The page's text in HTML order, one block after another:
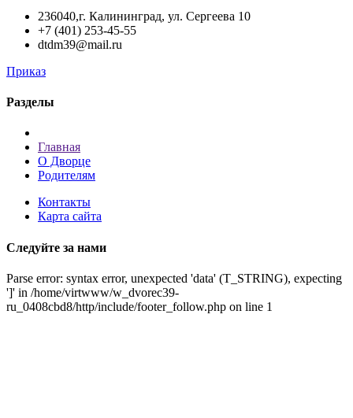
236040,г. Калининград, ул. Сергеева 10
+7 (401) 253-45-55
dtdm39@mail.ru
Приказ
Разделы
Главная
О Дворце
Родителям
Контакты
Карта сайта
Следуйте за нами
Parse error: syntax error, unexpected 'data' (T_STRING), expecting
']' in /home/virtwww/w_dvorec39-
ru_0408cbd8/http/include/footer_follow.php on line 1